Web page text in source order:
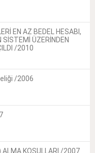
EN AZ BEDEL HESABI,
ÜZERİNDEN
/2010
/2006
ALMA KOŞULLARI /2007